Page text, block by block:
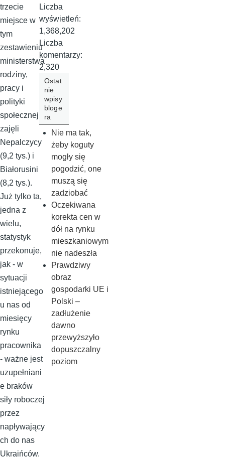
trzecie
miejsce w
tym
zestawieniu
ministerstwa
rodziny,
pracy i
polityki
społecznej
zajęli
Nepalczycy
(9,2 tys.) i
Białorusini
(8,2 tys.).
Już tylko ta,
jedna z
wielu,
statystyk
przekonuje,
jak - w
sytuacji
istniejącego
u nas od
miesięcy
rynku
pracownika
- ważne jest
uzupełniani
e braków
siły roboczej
przez
napływający
ch do nas
Ukraińców.
Liczba
wyświetleń:
1,368,202
Liczba
komentarzy:
2,320
Ostat
nie
wpisy
bloge
ra
Nie ma tak,
żeby koguty
mogły się
pogodzić, one
muszą się
zadziobać
Oczekiwana
korekta cen w
dół na rynku
mieszkaniowym
nie nadeszła
Prawdziwy
obraz
gospodarki UE i
Polski –
zadłużenie
dawno
przewyższyło
dopuszczalny
poziom